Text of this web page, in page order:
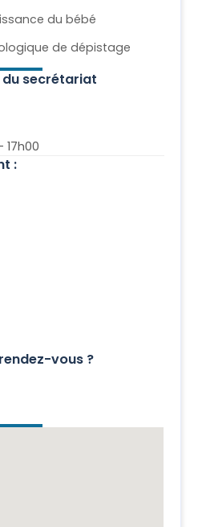
du bébé
de dépistage
secrétariat
17h00
:
vous ?